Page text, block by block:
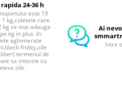
&
24-36 h
este 19
kg,coletele care
kg se mai adauga
kg in plus .In
aglomerate
friday,zile
termenul de
sa intarzie cu
zile.
Ai
Intre